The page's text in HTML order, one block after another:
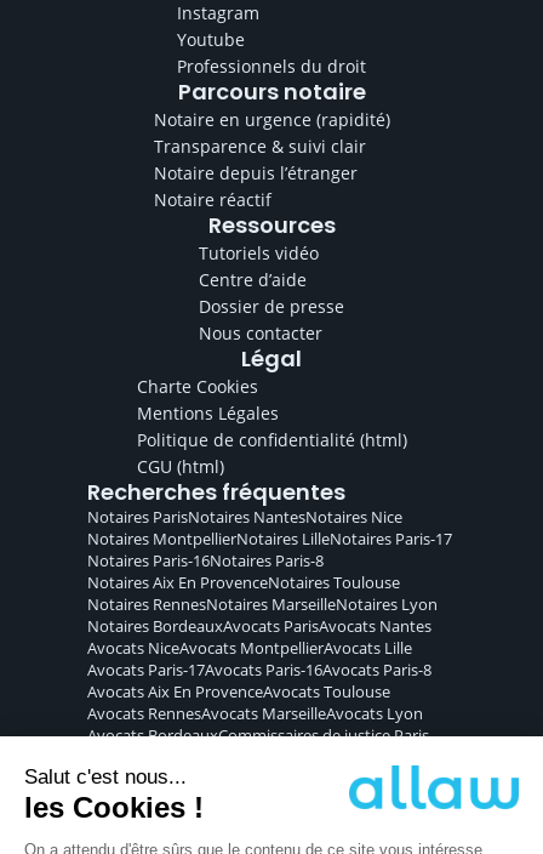
Instagram
Youtube
Professionnels du droit
Parcours notaire
Notaire en urgence (rapidité)
Transparence & suivi clair
Notaire depuis l’étranger
Notaire réactif
Ressources
Tutoriels vidéo
Centre d’aide
Dossier de presse
Nous contacter
Légal
Charte Cookies
Mentions Légales
Politique de confidentialité (html)
CGU (html)
Recherches fréquentes
Notaires ParisNotaires NantesNotaires Nice
Notaires MontpellierNotaires LilleNotaires Paris-17
Notaires Paris-16Notaires Paris-8
NotairesAix En ProvenceNotairesToulouse
Notaires RennesNotaires MarseilleNotaires Lyon
Notaires BordeauxAvocats ParisAvocats Nantes
Avocats NiceAvocats MontpellierAvocats Lille
Avocats Paris-17Avocats Paris-16Avocats Paris-8
AvocatsAix En ProvenceAvocatsToulouse
Avocats RennesAvocats MarseilleAvocats Lyon
AvocatsBordeauxCommissaires de justiceParis
Commissaires de justice
Commissaires de justice
Commissaires de justice
Commissaires de justiceParis-17